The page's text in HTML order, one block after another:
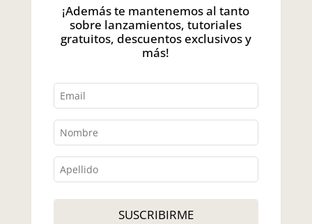
¡Además te mantenemos al tanto
sobre lanzamientos, tutoriales
gratuitos, descuentos exclusivos y
más!
SUSCRIBIRME